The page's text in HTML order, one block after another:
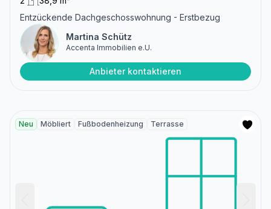
Entzückende Dachgeschosswohnung - Erstbezug
Martina Schütz
Accenta Immobilien e.U.
Anbieter kontaktieren
Neu Möbliert Fußbodenheizung Terrasse